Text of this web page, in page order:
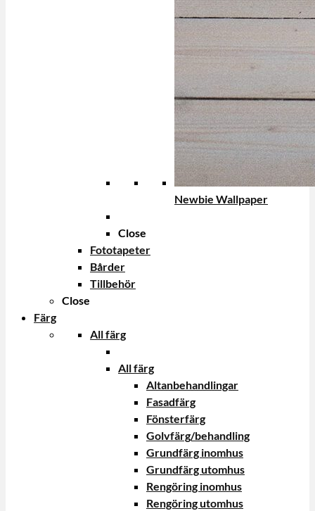
Newbie Wallpaper
Close
Fototapeter
Bårder
Tillbehör
Close
Färg
All färg
All färg
Altanbehandlingar
Fasadfärg
Fönsterfärg
Golvfärg/behandling
Grundfärg inomhus
Grundfärg utomhus
Rengöring inomhus
Rengöring utomhus